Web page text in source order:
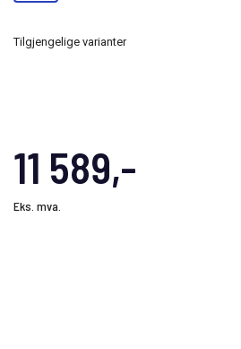
11 589,-
Eks. mva.
Tilgjengelige varianter